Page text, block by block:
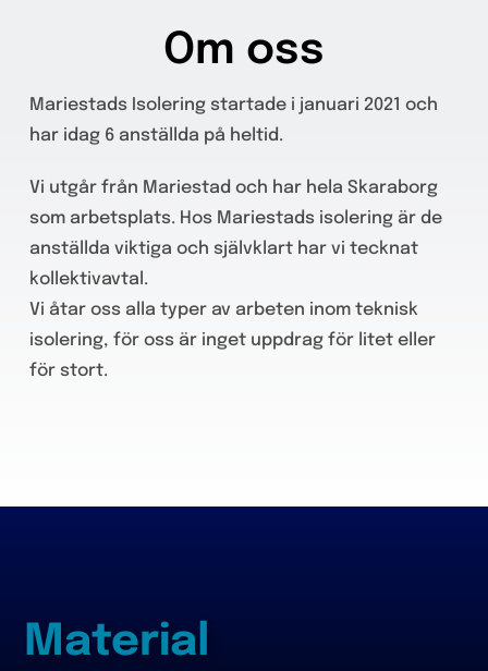
Om oss
Mariestads Isolering startade i januari 2021 och
har idag 6 anställda på heltid.
Vi utgår från Mariestad och har hela Skaraborg
som arbetsplats. Hos Mariestads isolering är de
anställda viktiga och självklart har vi tecknat
kollektivavtal.
Vi åtar oss alla typer av arbeten inom teknisk
isolering, för oss är inget uppdrag för litet eller
för stort.
Material